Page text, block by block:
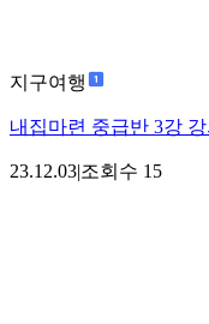
지구여행
내집마련 중급반 3강
23.12.03|조회수 15